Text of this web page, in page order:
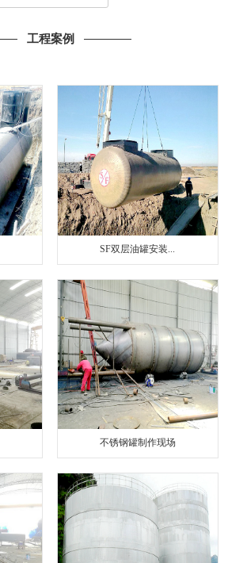
工程案例
SF双层油罐安装...
不锈钢罐制作现场